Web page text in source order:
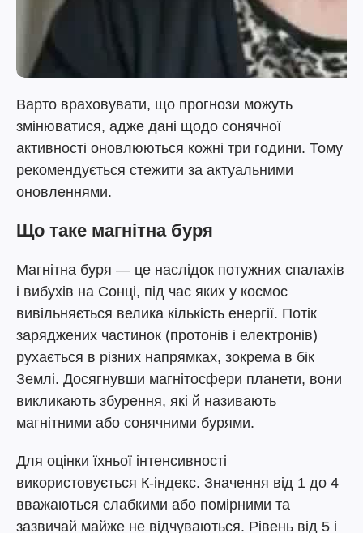
Варто враховувати, що прогнози можуть
змінюватися, адже дані щодо сонячної
активності оновлюються кожні три години. Тому
рекомендується стежити за актуальними
оновленнями.
Що таке магнітна буря
Магнітна буря — це наслідок потужних спалахів
і вибухів на Сонці, під час яких у космос
вивільняється велика кількість енергії. Потік
заряджених частинок (протонів і електронів)
рухається в різних напрямках, зокрема в бік
Землі. Досягнувши магнітосфери планети, вони
викликають збурення, які й називають
магнітними або сонячними бурями.
Для оцінки їхньої інтенсивності
використовується К-індекс. Значення від 1 до 4
вважаються слабкими або помірними та
зазвичай майже не відчуваються. Рівень від 5 і